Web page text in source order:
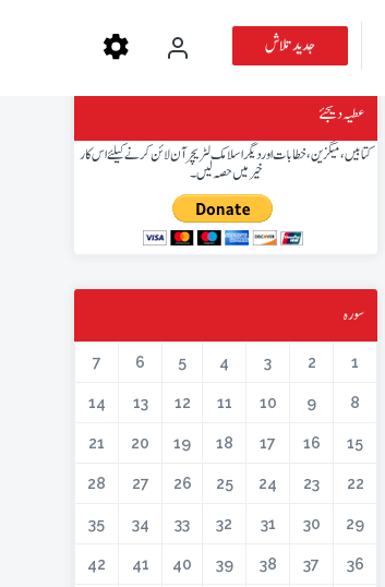
جدید تلاش
عطیہ دیجئے
کتابیں، میگزین، خطابات اور دیگر اسلامک لٹریچر آن لائن کرنے کیلئے اس کار
خیر میں حصہ لیں۔
سورہ
1
2
3
4
5
6
7
8
9
10
11
12
13
14
15
16
17
18
19
20
21
22
23
24
25
26
27
28
29
30
31
32
33
34
35
36
37
38
39
40
41
42